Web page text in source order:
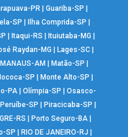
PR| Guariba-SP
SP Ilha Comprida-SP
Itaqui-RS Ituiutaba-MG
Raydan-MG Lages-SC|
MANAUS-AM Matão-SP
SP Monte Alto-SP
PA |Olímpia-SP |Osasco-
Peruíbe-SP Piracicaba-SP
RS Porto Seguro-BA
SP RIO DE JANEIRO-RJ